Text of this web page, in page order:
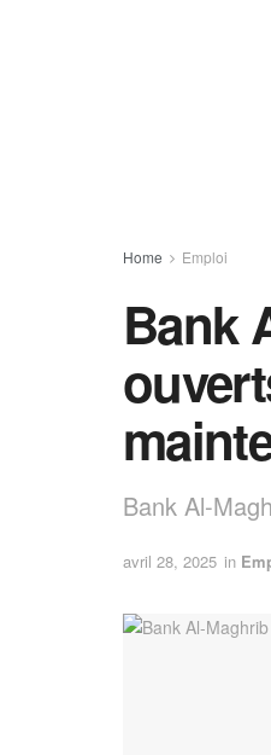
Home Emploi
Bank
Bank Al-
avril 28, 2025 in